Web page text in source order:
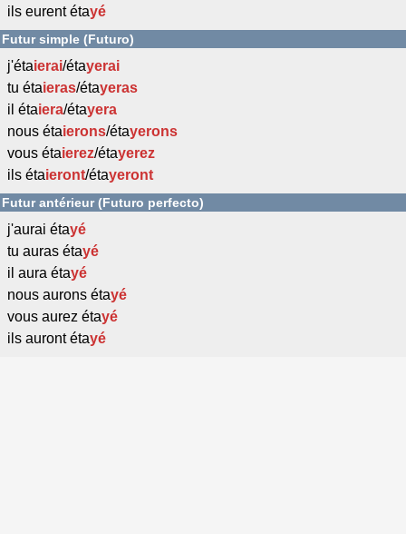
ils eurent étayé
Futur simple (Futuro)
j'étaierai/étayerai
tu étaieras/étayeras
il étaiera/étayera
nous étaierons/étayerons
vous étaierez/étayerez
ils étaieront/étayeront
Futur antérieur (Futuro perfecto)
j'aurai étayé
tu auras étayé
il aura étayé
nous aurons étayé
vous aurez étayé
ils auront étayé